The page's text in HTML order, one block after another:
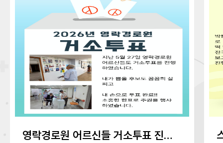
영락경로원 어르신들 거소투표 진행하였습니다.